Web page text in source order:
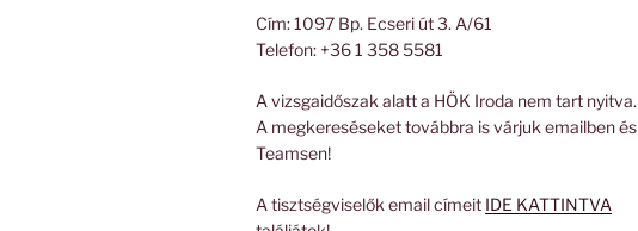
Cím: 1097 Bp. Ecseri út 3. A/61
Telefon: +36 1 358 5581
A vizsgaidőszak alatt a HÖK Iroda nem tart nyitva.
A megkereséseket továbbra is várjuk emailben és
Teamsen!
A tisztségviselők email címeit IDE KATTINTVA